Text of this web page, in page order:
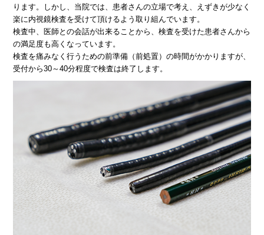
ります。しかし、当院では、患者さんの立場で考え、えずきが少なく
楽に内視鏡検査を受けて頂けるよう取り組んでいます。
検査中、医師との会話が出来ることから、検査を受けた患者さんから
の満足度も高くなっています。
検査を痛みなく行うための前準備（前処置）の時間がかかりますが、
受付から30～40分程度で検査は終了します。